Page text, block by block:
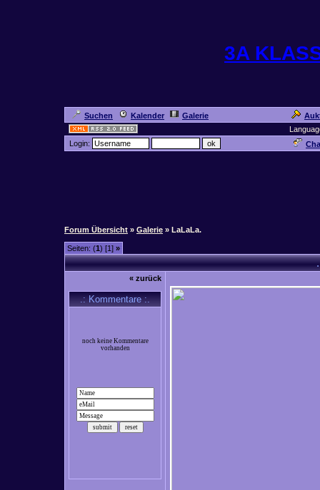
3A
Suchen Kalender Galerie
Login:
Forum Übersicht » Galerie » LaLaLa.
Seiten: (1) [1] »
« zurück
.: Kommentare :.